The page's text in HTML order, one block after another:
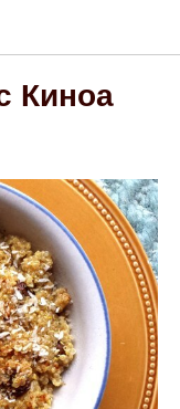
Киноа